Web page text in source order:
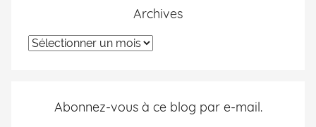
Archives
Abonnez-vous à ce blog par e-mail.